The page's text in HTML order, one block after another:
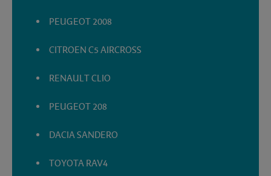
PEUGEOT 2008
CITROEN C5 AIRCROSS
RENAULT CLIO
PEUGEOT 208
DACIA SANDERO
TOYOTA RAV4